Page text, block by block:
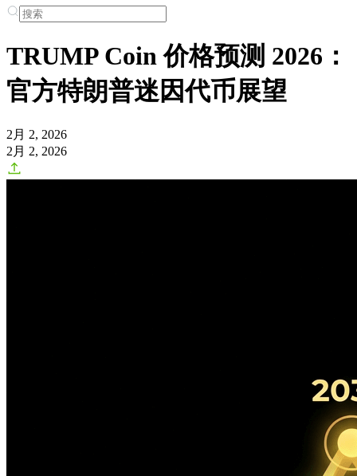
TRUMP Coin 价格预测 2026：
官方特朗普迷因代币展望
2月 2, 2026
2月 2, 2026